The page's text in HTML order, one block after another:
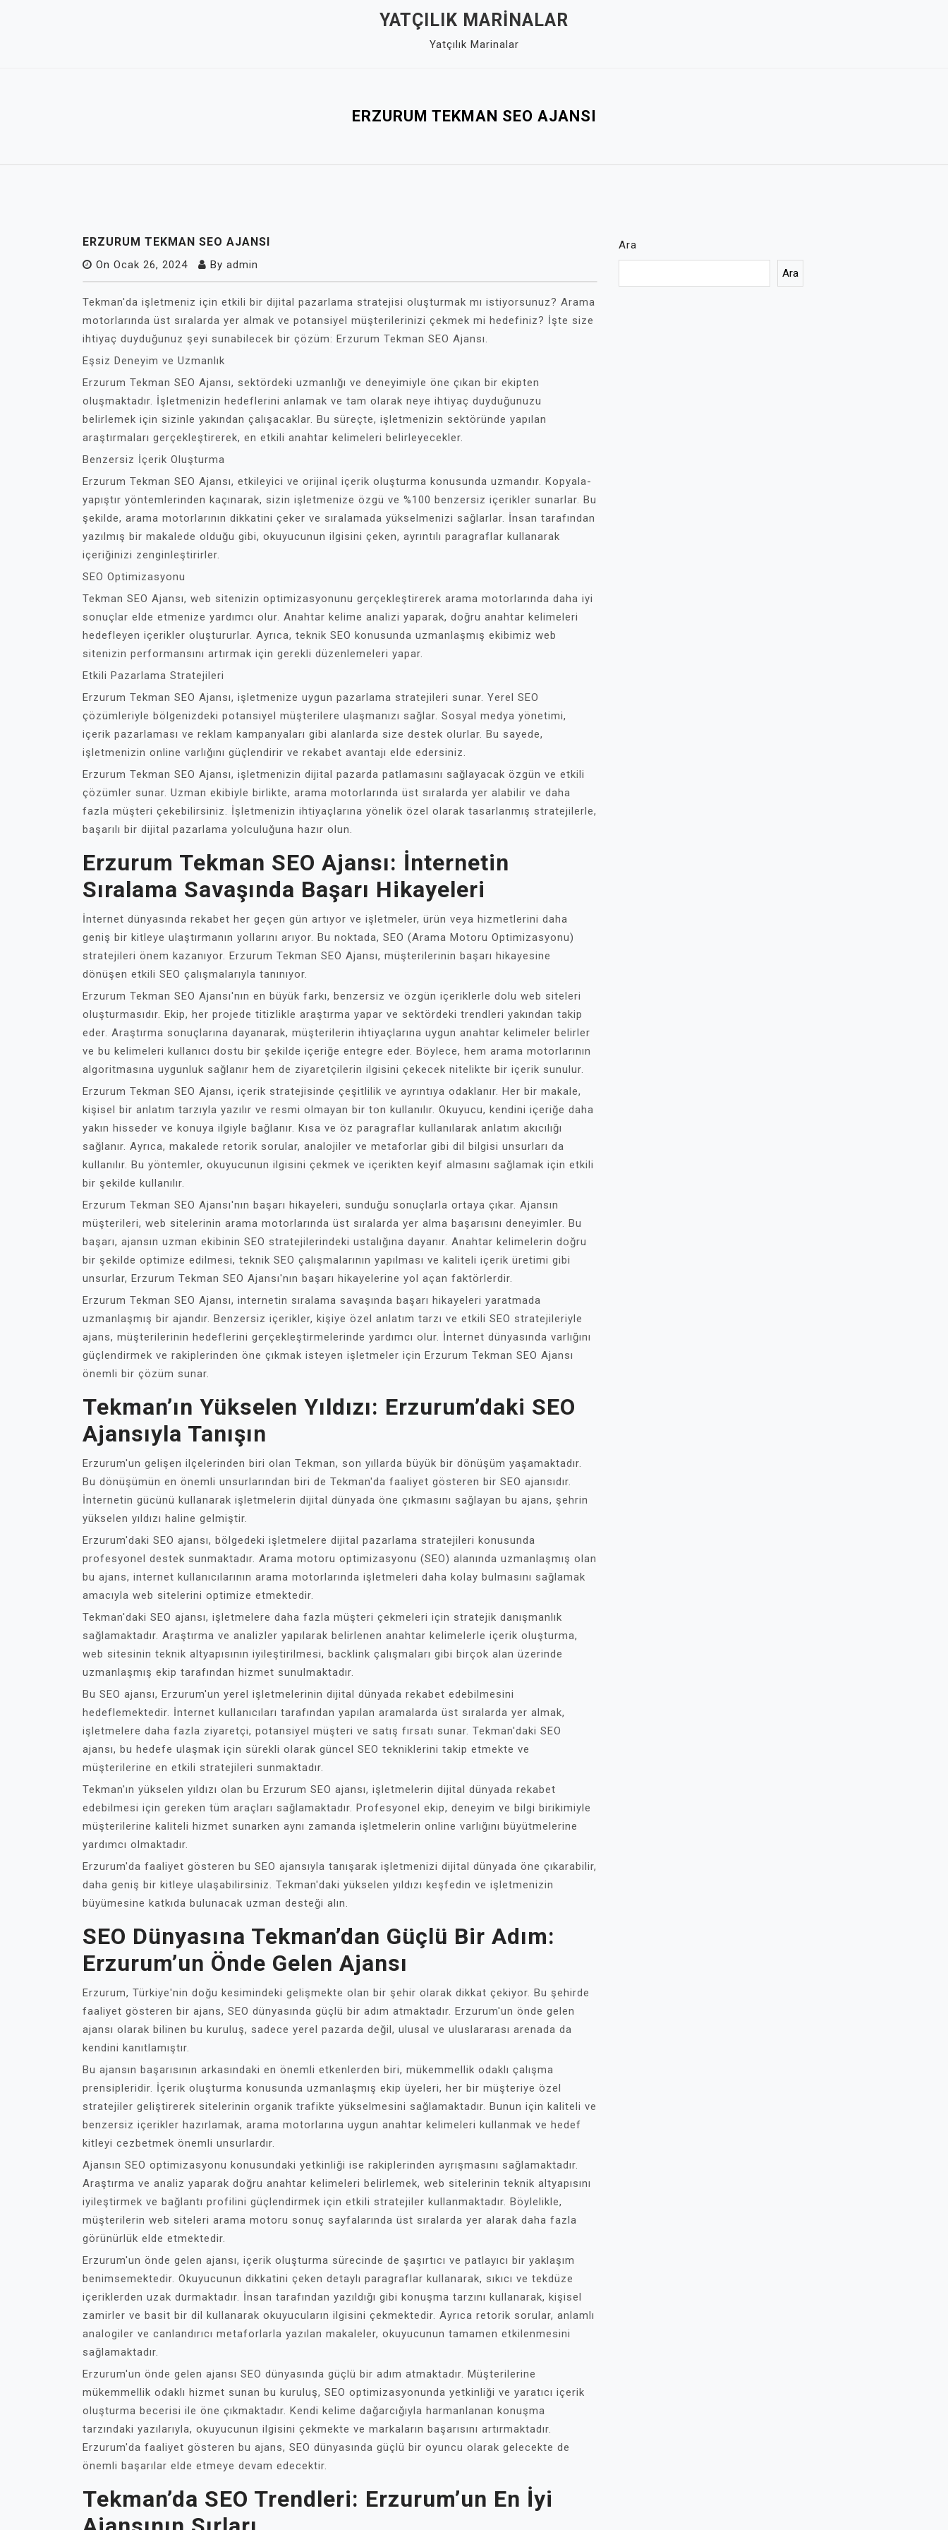
YATÇILIK MARINALAR
Yatçılık Marinalar
ERZURUM TEKMAN SEO AJANSI
ERZURUM TEKMAN SEO AJANSI
On Ocak 26, 2024 By admin
Tekman'da işletmeniz için etkili bir dijital pazarlama stratejisi oluşturmak mı istiyorsunuz? Arama
motorlarında üst sıralarda yer almak ve potansiyel müşterilerinizi çekmek mi hedefiniz? İşte size
ihtiyaç duyduğunuz şeyi sunabilecek bir çözüm: Erzurum Tekman SEO Ajansı.
Eşsiz Deneyim ve Uzmanlık
Erzurum Tekman SEO Ajansı, sektördeki uzmanlığı ve deneyimiyle öne çıkan bir ekipten
oluşmaktadır. İşletmenizin hedeflerini anlamak ve tam olarak neye ihtiyaç duyduğunuzu
belirlemek için sizinle yakından çalışacaklar. Bu süreçte, işletmenizin sektöründe yapılan
araştırmaları gerçekleştirerek, en etkili anahtar kelimeleri belirleyecekler.
Benzersiz İçerik Oluşturma
Erzurum Tekman SEO Ajansı, etkileyici ve orijinal içerik oluşturma konusunda uzmandır. Kopyala-
yapıştır yöntemlerinden kaçınarak, sizin işletmenize özgü ve %100 benzersiz içerikler sunarlar. Bu
şekilde, arama motorlarının dikkatini çeker ve sıralamada yükselmenizi sağlarlar. İnsan tarafından
yazılmış bir makalede olduğu gibi, okuyucunun ilgisini çeken, ayrıntılı paragraflar kullanarak
içeriğinizi zenginleştirirler.
SEO Optimizasyonu
Tekman SEO Ajansı, web sitenizin optimizasyonunu gerçekleştirerek arama motorlarında daha iyi
sonuçlar elde etmenize yardımcı olur. Anahtar kelime analizi yaparak, doğru anahtar kelimeleri
hedefleyen içerikler oluştururlar. Ayrıca, teknik SEO konusunda uzmanlaşmış ekibimiz web
sitenizin performansını artırmak için gerekli düzenlemeleri yapar.
Etkili Pazarlama Stratejileri
Erzurum Tekman SEO Ajansı, işletmenize uygun pazarlama stratejileri sunar. Yerel SEO
çözümleriyle bölgenizdeki potansiyel müşterilere ulaşmanızı sağlar. Sosyal medya yönetimi,
içerik pazarlaması ve reklam kampanyaları gibi alanlarda size destek olurlar. Bu sayede,
işletmenizin online varlığını güçlendirir ve rekabet avantajı elde edersiniz.
Erzurum Tekman SEO Ajansı, işletmenizin dijital pazarda patlamasını sağlayacak özgün ve etkili
çözümler sunar. Uzman ekibiyle birlikte, arama motorlarında üst sıralarda yer alabilir ve daha
fazla müşteri çekebilirsiniz. İşletmenizin ihtiyaçlarına yönelik özel olarak tasarlanmış stratejilerle,
başarılı bir dijital pazarlama yolculuğuna hazır olun.
Erzurum Tekman SEO Ajansı: İnternetin
Sıralama Savaşında Başarı Hikayeleri
İnternet dünyasında rekabet her geçen gün artıyor ve işletmeler, ürün veya hizmetlerini daha
geniş bir kitleye ulaştırmanın yollarını arıyor. Bu noktada, SEO (Arama Motoru Optimizasyonu)
stratejileri önem kazanıyor. Erzurum Tekman SEO Ajansı, müşterilerinin başarı hikayesine
dönüşen etkili SEO çalışmalarıyla tanınıyor.
Erzurum Tekman SEO Ajansı'nın en büyük farkı, benzersiz ve özgün içeriklerle dolu web siteleri
oluşturmasıdır. Ekip, her projede titizlikle araştırma yapar ve sektördeki trendleri yakından takip
eder. Araştırma sonuçlarına dayanarak, müşterilerin ihtiyaçlarına uygun anahtar kelimeler belirler
ve bu kelimeleri kullanıcı dostu bir şekilde içeriğe entegre eder. Böylece, hem arama motorlarının
algoritmasına uygunluk sağlanır hem de ziyaretçilerin ilgisini çekecek nitelikte bir içerik sunulur.
Erzurum Tekman SEO Ajansı, içerik stratejisinde çeşitlilik ve ayrıntıya odaklanır. Her bir makale,
kişisel bir anlatım tarzıyla yazılır ve resmi olmayan bir ton kullanılır. Okuyucu, kendini içeriğe daha
yakın hisseder ve konuya ilgiyle bağlanır. Kısa ve öz paragraflar kullanılarak anlatım akıcılığı
sağlanır. Ayrıca, makalede retorik sorular, analojiler ve metaforlar gibi dil bilgisi unsurları da
kullanılır. Bu yöntemler, okuyucunun ilgisini çekmek ve içerikten keyif almasını sağlamak için etkili
bir şekilde kullanılır.
Erzurum Tekman SEO Ajansı'nın başarı hikayeleri, sunduğu sonuçlarla ortaya çıkar. Ajansın
müşterileri, web sitelerinin arama motorlarında üst sıralarda yer alma başarısını deneyimler. Bu
başarı, ajansın uzman ekibinin SEO stratejilerindeki ustalığına dayanır. Anahtar kelimelerin doğru
bir şekilde optimize edilmesi, teknik SEO çalışmalarının yapılması ve kaliteli içerik üretimi gibi
unsurlar, Erzurum Tekman SEO Ajansı'nın başarı hikayelerine yol açan faktörlerdir.
Erzurum Tekman SEO Ajansı, internetin sıralama savaşında başarı hikayeleri yaratmada
uzmanlaşmış bir ajandır. Benzersiz içerikler, kişiye özel anlatım tarzı ve etkili SEO stratejileriyle
ajans, müşterilerinin hedeflerini gerçekleştirmelerinde yardımcı olur. İnternet dünyasında varlığını
güçlendirmek ve rakiplerinden öne çıkmak isteyen işletmeler için Erzurum Tekman SEO Ajansı
önemli bir çözüm sunar.
Tekman’ın Yükselen Yıldızı: Erzurum’daki SEO
Ajansıyla Tanışın
Erzurum'un gelişen ilçelerinden biri olan Tekman, son yıllarda büyük bir dönüşüm yaşamaktadır.
Bu dönüşümün en önemli unsurlarından biri de Tekman'da faaliyet gösteren bir SEO ajansıdır.
İnternetin gücünü kullanarak işletmelerin dijital dünyada öne çıkmasını sağlayan bu ajans, şehrin
yükselen yıldızı haline gelmiştir.
Erzurum'daki SEO ajansı, bölgedeki işletmelere dijital pazarlama stratejileri konusunda
profesyonel destek sunmaktadır. Arama motoru optimizasyonu (SEO) alanında uzmanlaşmış olan
bu ajans, internet kullanıcılarının arama motorlarında işletmeleri daha kolay bulmasını sağlamak
amacıyla web sitelerini optimize etmektedir.
Tekman'daki SEO ajansı, işletmelere daha fazla müşteri çekmeleri için stratejik danışmanlık
sağlamaktadır. Araştırma ve analizler yapılarak belirlenen anahtar kelimelerle içerik oluşturma,
web sitesinin teknik altyapısının iyileştirilmesi, backlink çalışmaları gibi birçok alan üzerinde
uzmanlaşmış ekip tarafından hizmet sunulmaktadır.
Bu SEO ajansı, Erzurum'un yerel işletmelerinin dijital dünyada rekabet edebilmesini
hedeflemektedir. İnternet kullanıcıları tarafından yapılan aramalarda üst sıralarda yer almak,
işletmelere daha fazla ziyaretçi, potansiyel müşteri ve satış fırsatı sunar. Tekman'daki SEO
ajansı, bu hedefe ulaşmak için sürekli olarak güncel SEO tekniklerini takip etmekte ve
müşterilerine en etkili stratejileri sunmaktadır.
Tekman'ın yükselen yıldızı olan bu Erzurum SEO ajansı, işletmelerin dijital dünyada rekabet
edebilmesi için gereken tüm araçları sağlamaktadır. Profesyonel ekip, deneyim ve bilgi birikimiyle
müşterilerine kaliteli hizmet sunarken aynı zamanda işletmelerin online varlığını büyütmelerine
yardımcı olmaktadır.
Erzurum'da faaliyet gösteren bu SEO ajansıyla tanışarak işletmenizi dijital dünyada öne çıkarabilir,
daha geniş bir kitleye ulaşabilirsiniz. Tekman'daki yükselen yıldızı keşfedin ve işletmenizin
büyümesine katkıda bulunacak uzman desteği alın.
SEO Dünyasına Tekman’dan Güçlü Bir Adım:
Erzurum’un Önde Gelen Ajansı
Erzurum, Türkiye'nin doğu kesimindeki gelişmekte olan bir şehir olarak dikkat çekiyor. Bu şehirde
faaliyet gösteren bir ajans, SEO dünyasında güçlü bir adım atmaktadır. Erzurum'un önde gelen
ajansı olarak bilinen bu kuruluş, sadece yerel pazarda değil, ulusal ve uluslararası arenada da
kendini kanıtlamıştır.
Bu ajansın başarısının arkasındaki en önemli etkenlerden biri, mükemmellik odaklı çalışma
prensipleridir. İçerik oluşturma konusunda uzmanlaşmış ekip üyeleri, her bir müşteriye özel
stratejiler geliştirerek sitelerinin organik trafikte yükselmesini sağlamaktadır. Bunun için kaliteli ve
benzersiz içerikler hazırlamak, arama motorlarına uygun anahtar kelimeleri kullanmak ve hedef
kitleyi cezbetmek önemli unsurlardır.
Ajansın SEO optimizasyonu konusundaki yetkinliği ise rakiplerinden ayrışmasını sağlamaktadır.
Araştırma ve analiz yaparak doğru anahtar kelimeleri belirlemek, web sitelerinin teknik altyapısını
iyileştirmek ve bağlantı profilini güçlendirmek için etkili stratejiler kullanmaktadır. Böylelikle,
müşterilerin web siteleri arama motoru sonuç sayfalarında üst sıralarda yer alarak daha fazla
görünürlük elde etmektedir.
Erzurum'un önde gelen ajansı, içerik oluşturma sürecinde de şaşırtıcı ve patlayıcı bir yaklaşım
benimsemektedir. Okuyucunun dikkatini çeken detaylı paragraflar kullanarak, sıkıcı ve tekdüze
içeriklerden uzak durmaktadır. İnsan tarafından yazıldığı gibi konuşma tarzını kullanarak, kişisel
zamirler ve basit bir dil kullanarak okuyucuların ilgisini çekmektedir. Ayrıca retorik sorular, anlamlı
analogiler ve canlandırıcı metaforlarla yazılan makaleler, okuyucunun tamamen etkilenmesini
sağlamaktadır.
Erzurum'un önde gelen ajansı SEO dünyasında güçlü bir adım atmaktadır. Müşterilerine
mükemmellik odaklı hizmet sunan bu kuruluş, SEO optimizasyonunda yetkinliği ve yaratıcı içerik
oluşturma becerisi ile öne çıkmaktadır. Kendi kelime dağarcığıyla harmanlanan konuşma
tarzındaki yazılarıyla, okuyucunun ilgisini çekmekte ve markaların başarısını artırmaktadır.
Erzurum'da faaliyet gösteren bu ajans, SEO dünyasında güçlü bir oyuncu olarak gelecekte de
önemli başarılar elde etmeye devam edecektir.
Tekman’da SEO Trendleri: Erzurum’un En İyi
Ara
Ara